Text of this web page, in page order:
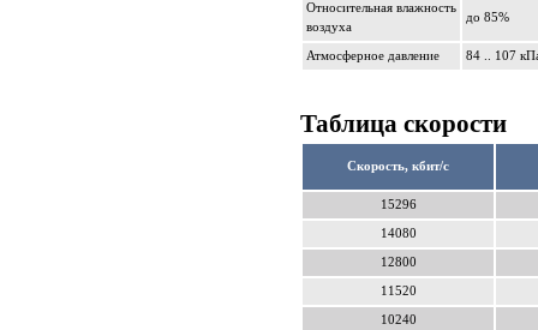
Относительная влажность
воздуха
до 85%
Атмосферное давление 84 .. 107
Таблица скорости
Скорость, кбит/с
15296
14080
12800
11520
10240